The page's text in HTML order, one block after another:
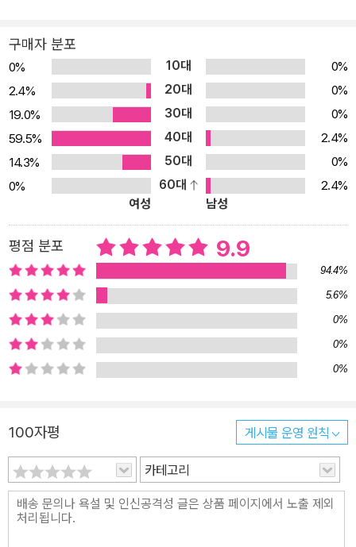
을 먹고 나서 일하고, 공부를 합니다. 일은 끝없이 쌓여가고, 모르는
문제는 계속 늘어납니다. 저녁이 되어도 하루의 일과가 잘 정리되지
않아요. 밤이 되니 다음 날 아침을 위해 어쩔 수 없어 잠을 자고, 다시
아침이 되면 일상이 반복됩니다. 대부분의 우리의 삶은 늘 이렇게 반
복되지 않나요? 마치 꽉 막힌 수도관처럼 뭔가 다시 역류해 치밀어
올라올 것 같은 울분이 느껴질 때도 있어요. 하지만 한 발자국 떨어져
생각해 보면 ‘뭘 그렇게 서둘렀나?’ 하는 생각이 들어요. 반복적인 일
상에서 잠시 멈춰서 크게 숨을 쉬고 ‘내가 무엇을 하고 있나?’ 돌아보
는 시간은 낭비하는 시간이 아닌데 말이죠. 그래도 뒷산을 오르는 이
책의 선풍기, 공기 청정기, 인공 지능 스피커, 전기 압력 밥솥처럼 잠
깐 틈을 내 봅시다. 그러면 어느새 나에게 중요한 게 뭔지, 그리고 얼
마나 열심히 잘 나아가고 있었는지 알 수 있을 거예요. 중간에 약수터
가 있다면 쉬어가는 것도 잊지 마세요! 산 위에 불어오는 시원한 바람
처럼, ‘진짜’ 나를 마주하게 하는 그림책 〈뒷산 한 바퀴〉는 매우 공간
적인 제목입니다. 뒷산이라는 공간을 한 바퀴 돌아보라고 말하면서,
스스로에게 시간을 줘 보라는 의미를 지니고 있습니다. 인간이 만든
는 즐거운 이야기가 이 책의 매력이지요. 현대 사회에서는 아귀가 꼭
맞는 시계 톱니바퀴 마냥 기계적으로 일상을 살아가는 것이 정상인
듯 보입니다. 하지만 우리는 자연의 일부이며 자연 속에서 살아온 생
명체입니다. 바람이 불면 흔들리는 가지처럼 때로는 흔들려야 하고,
따뜻한 햇살에 잎사귀를 펴는 나무처럼 햇살 아래 땀을 흘려야 합니
구매자 분포
0% 10대
0%
2.4%
20대
0%
19.0%
30대
0%
59.5%
40대
2.4%
14.3%
50대
0%
0%
60대
2.4%
여성
남성
평점 분포 9.9
94.4%
5.6%
0%
0%
0%
100자평 게시물 운영 원칙
카테고리